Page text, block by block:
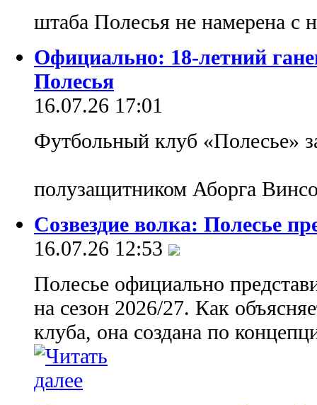
штаба Полесья не намерена с
Официально: 18-летний
Полесья
16.07.26 17:01
Футбольный клуб «Полесье»
полузащитником Аборга
Созвездие волка: Полесье
16.07.26 12:53
Полесье официально
на сезон 2026/27. Как
клуба, она создана по